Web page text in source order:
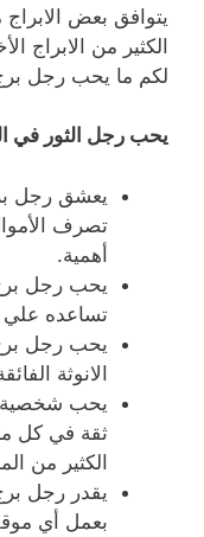
يتوافق بعض
الكثير من الابراج
لكم ما يحب رجل برج
يحب رجل الثور في
يعشق رجل
تصرف
أهمية.
يحب رجل برج
تساعده
يحب رجل برج
الانوثة
يحب شخصية
ثقة في كل
الكثير من
يقدر رجل
بعمل أي